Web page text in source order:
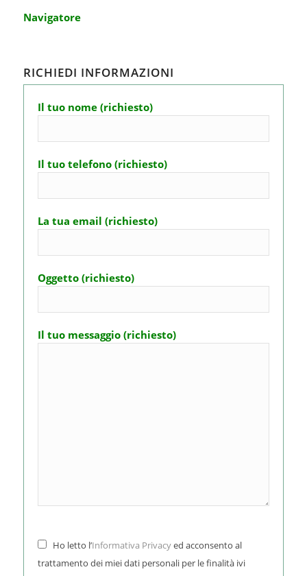
Navigatore
RICHIEDI INFORMAZIONI
Il tuo nome (richiesto)
Il tuo telefono (richiesto)
La tua email (richiesto)
Oggetto (richiesto)
Il tuo messaggio (richiesto)
Ho letto l’Informativa Privacyed acconsento al
trattamento dei miei dati personali per le finalità ivi